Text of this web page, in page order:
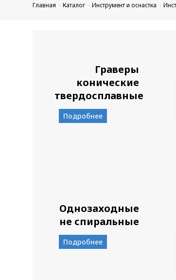
Главная Каталог Инструмент и оснастка
Граверы
конические
твердосплавные
Подробнее
Однозаходные
не спиральные
Подробнее